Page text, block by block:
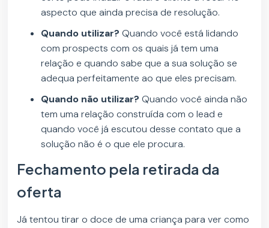
aspecto que ainda precisa de resolução.
Quando utilizar?Quando você está lidando
com prospects com os quais já tem uma
relação e quando sabe que a sua solução se
adequa perfeitamente ao que eles precisam.
Quando não utilizar? Quando você ainda não
tem uma relação construída com o lead e
quando você já escutou desse contato que a
solução não é o que ele procura.
Fechamento pela retirada da
oferta
Já tentou tirar o doce de uma criança para ver como